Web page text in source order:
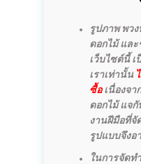
รูปภาพ พว
ดอกไม้ แล
เว็บไซต์นี้ เ
เราเท่านั้น
ซื้อเนื่องจา
ดอกไม้ แจ
งานฝีมือที่จั
รูปแบบจึงอ
ในการจัดท